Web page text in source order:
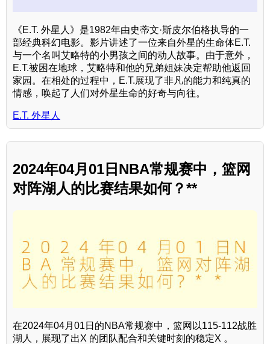
《E.T. 外星人》是1982年由史蒂文·斯皮尔伯格执导的一
部经典科幻电影。影片讲述了一位来自外星的生命体E.T.
与一个名叫艾略特的小男孩之间的动人故事。由于意外，
E.T.被困在地球，艾略特和他的兄弟姐妹决定帮助他返回
家园。在相处的过程中，E.T.展现了非凡的能力和纯真的
情感，唤起了人们对外星生命的好奇与向往。
E.T. 外星人
2024年04月01日NBA常规赛中，篮网
对阵湖人的比赛结果如何？**
在2024年04月01日的NBA常规赛中，篮网以115-112战胜
湖人，展现了出X 的团队配合和关键时刻的稳定X 。